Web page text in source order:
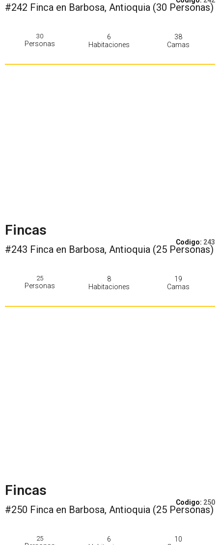
#242 Finca en Barbosa, Antioquia (30 Personas)
30
Personas
6
Habitaciones
38
Camas
Fincas
Codigo: 243
#243 Finca en Barbosa, Antioquia (25 Personas)
25
Personas
8
Habitaciones
19
Camas
Fincas
Codigo: 250
#250 Finca en Barbosa, Antioquia (25 Personas)
25
6
10